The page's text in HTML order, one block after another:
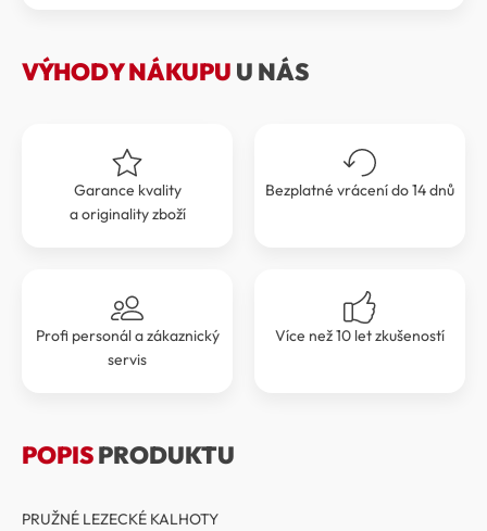
VÝHODY NÁKUPU U NÁS
Garance kvality
a originality zboží
Bezplatné vrácení do 14 dnů
Profi personál a zákaznický
servis
Více než 10 let zkušeností
POPISPRODUKTU
PRUŽNÉ LEZECKÉ KALHOTY